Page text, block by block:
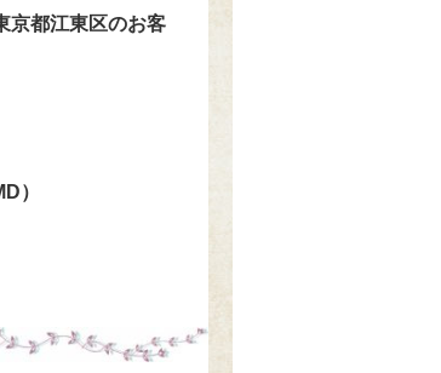
京都江東区のお客
）